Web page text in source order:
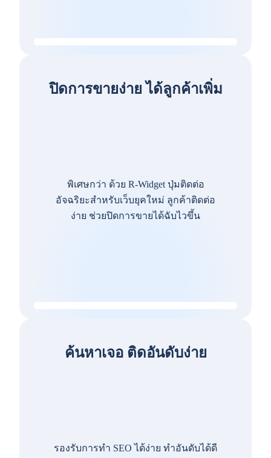
ปิดการขายง่าย ได้ลูกค้าเพิ่ม
พิเศษกว่า ด้วย R-Widget ปุ่มติดต่อ
อัจฉริยะสำหรับเว็บยุคใหม่ ลูกค้าติดต่อ
ง่าย ช่วยปิดการขายได้ฉับไวขึ้น
ค้นหาเจอ ติดอันดับง่าย
รองรับการทำ SEO ได้ง่าย ทำอันดับได้ดี